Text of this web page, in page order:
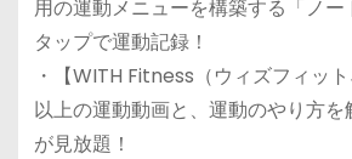
用の運動メニューを構築する「ノ
タップで運動記録！
・【WITH Fitness（ウィズフィッ
以上の運動動画と、運動のやり方
が見放題！